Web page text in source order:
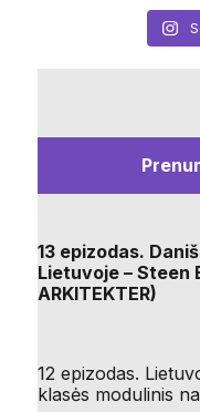
13 epizodas.
Lietuvoje – Steen
ARKITEKTER)
12 epizodas.
klasės modulinis